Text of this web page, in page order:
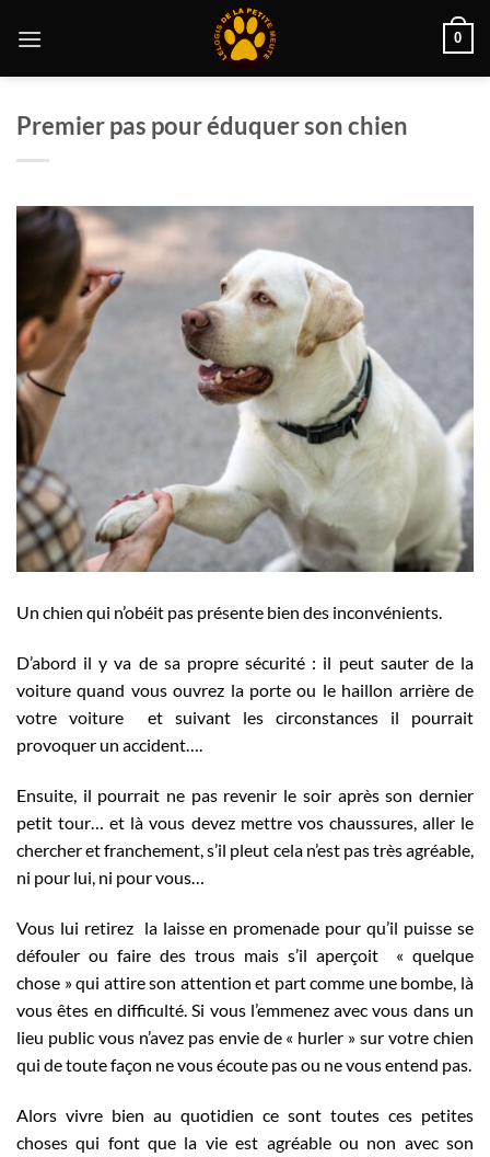
0
Premier pas pour éduquer son chien
Un chien qui n’obéit pas présente bien des inconvénients.
D’abord il y va de sa propre sécurité : il peut sauter de la
voiture quand vous ouvrez la porte ou le haillon arrière de
votre voiture et suivant les circonstances il pourrait
provoquer un accident….
Ensuite, il pourrait ne pas revenir le soir après son dernier
petit tour… et là vous devez mettre vos chaussures, aller le
chercher et franchement, s’il pleut cela n’est pas très agréable,
ni pour lui, ni pour vous…
Vous lui retirez la laisse en promenade pour qu’il puisse se
défouler ou faire des trous mais s’il aperçoit « quelque
chose » qui attire son attention et part comme une bombe, là
vous êtes en difficulté. Si vous l’emmenez avec vous dans un
lieu public vous n’avez pas envie de « hurler » sur votre chien
qui de toute façon ne vous écoute pas ou ne vous entend pas.
Alors vivre bien au quotidien ce sont toutes ces petites
choses qui font que la vie est agréable ou non avec son